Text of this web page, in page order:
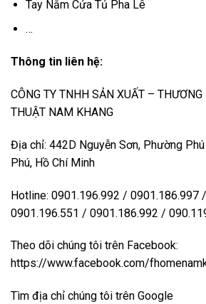
Tay Nắm Cửa Tủ Pha Lê
…
Thông tin liên hệ:
CÔNG TY TNHH SẢN XUẤT –
THUẬT NAM KHANG
Địa chỉ: 442D Nguyễn Sơn, Phường Phú
Phú, Hồ Chí Minh
Hotline: 0901.196.992 / 0901.186.997
0901.196.551 / 0901.186.992 /
Theo dõi chúng tôi trên Facebook:
https://www.facebook.com/
Tìm địa chỉ chúng tôi trên Google